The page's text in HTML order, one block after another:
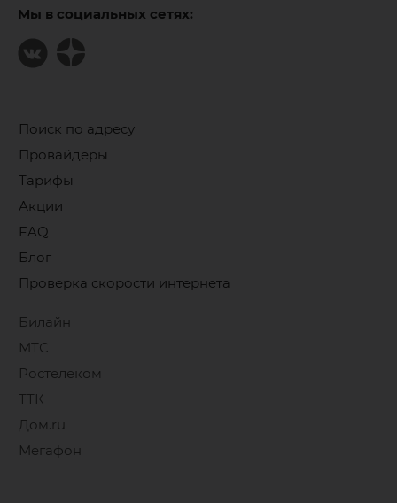
Мы в социальных сетях:
Поиск по адресу
Провайдеры
Тарифы
Акции
FAQ
Блог
Проверка скорости интернета
Билайн
МТС
Ростелеком
ТТК
Дом.ru
Мегафон